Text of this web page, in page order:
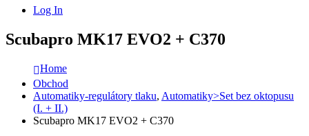
Log In
Scubapro MK17 EVO2 + C370
Home
Obchod
Automatiky-regulátory tlaku, Automatiky>Set bez oktopusu
(I. + II.)
Scubapro MK17 EVO2 + C370